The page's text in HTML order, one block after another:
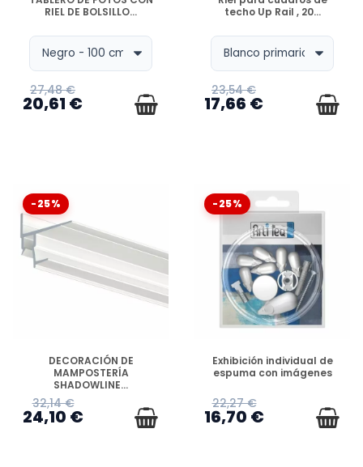
RIEL DE BOLSILLO...
27,48 €
20,61 €
techo Up Rail , 20...
23,54 €
17,66 €
-25%
DISPONIBLE
DECORACIÓN DE
MAMPOSTERÍA
SHADOWLINE...
32,14 €
24,10 €
-25%
DISPONIBLE
Exhibición individual de
espuma con imágenes
22,27 €
16,70 €